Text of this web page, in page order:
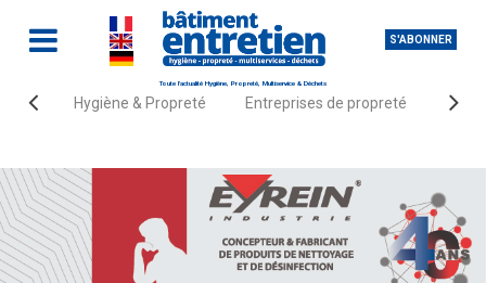
S'ABONNER
Toute l'actualité Hygiène, Propreté, Multiservice & Déchets
Hygiène & Propreté Entreprises de propreté